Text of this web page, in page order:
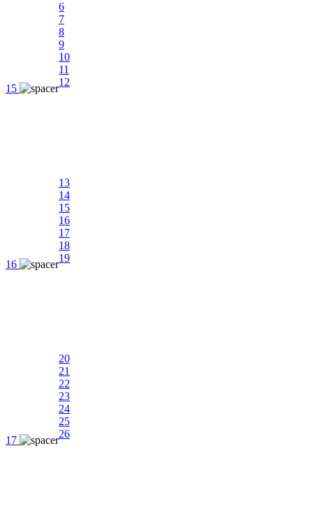
15
6
7
8
9
10
11
12
16
13
14
15
16
17
18
19
17
20
21
22
23
24
25
26